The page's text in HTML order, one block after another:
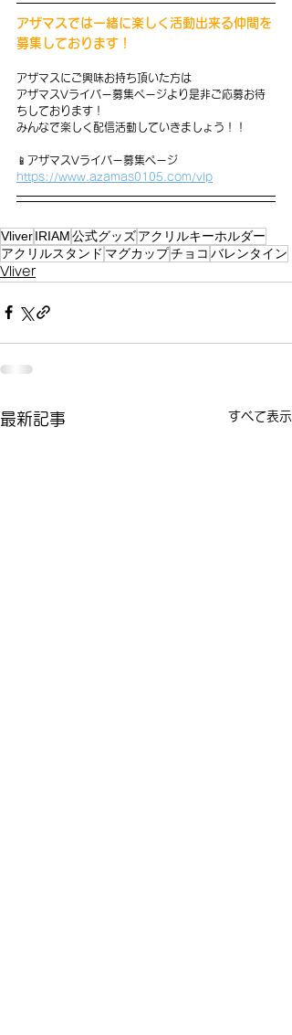
アザマスでは一緒に楽しく活動出来る仲間を
募集しております！
アザマスにご興味お持ち頂いた方は
アザマスVライバー募集ページより是非ご応募お待
ちしております！
みんなで楽しく配信活動していきましょう！！
📱アザマスVライバー募集ページ
https://www.azamas0105.com/vlp
VliverIRIAM公式グッズアクリルキーホルダー
アクリルスタンド マグカップチョコ バレンタイン
Vliver
最新記事 すべて表示